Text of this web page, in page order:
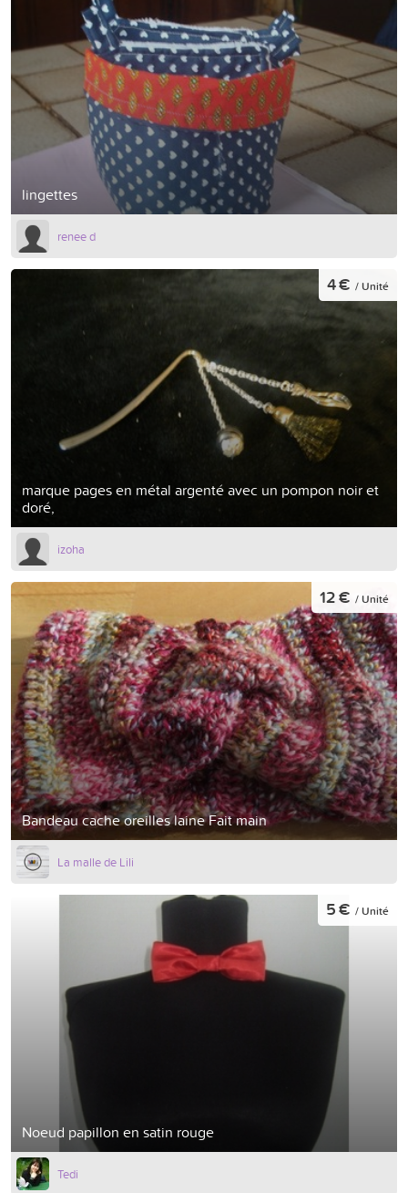
lingettes
renee d
marque pages en métal argenté avec un pompon noir et
doré,
4 € / Unité
izoha
Bandeau cache oreilles laine Fait main
12 € / Unité
La malle de Lili
Noeud papillon en satin rouge
5 € / Unité
Tedi